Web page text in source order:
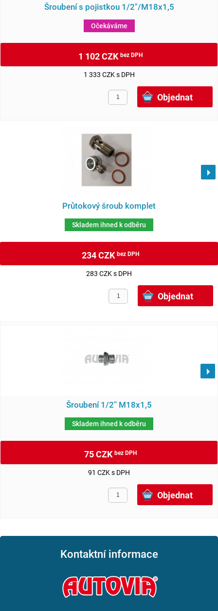
Šroubení s pojistkou 1/2"/M18x1,5
Očekáváme
1 102 CZKbez DPH
1 333 CZK s DPH
Průtokový šroub komplet
Skladem ihned k odběru
234 CZKbez DPH
283 CZK s DPH
Šroubení 1/2'' M18x1,5
Skladem ihned k odběru
75 CZKbez DPH
91 CZK s DPH
Kontaktní informace